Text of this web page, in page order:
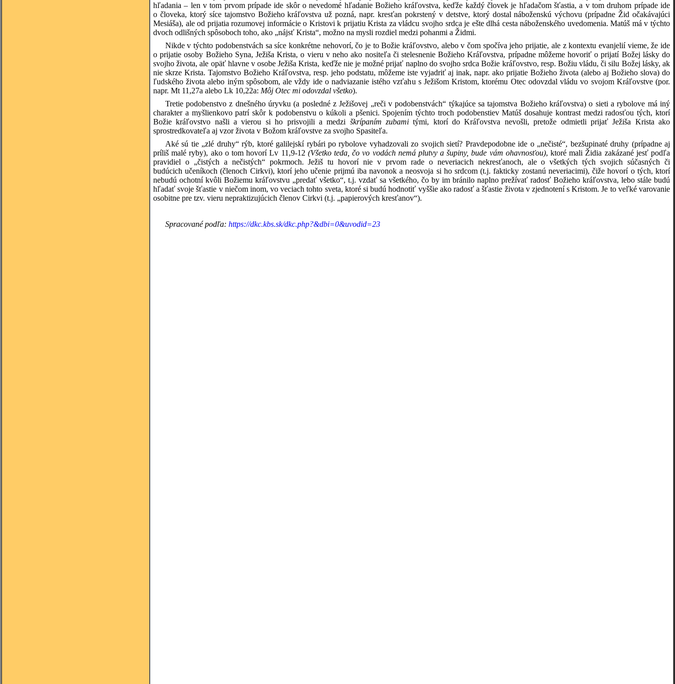
hľadania – len v tom prvom prípade ide skôr o nevedomé hľadanie Božieho kráľovstva, keďže každý človek je hľadačom šťastia, a v tom druhom prípade ide
o človeka, ktorý síce tajomstvo Božieho kráľovstva už pozná, napr. kresťan pokrstený v detstve, ktorý dostal náboženskú výchovu (prípadne Žid očakávajúci
Mesiáša), ale od prijatia rozumovej informácie o Kristovi k prijatiu Krista za vládcu svojho srdca je ešte dlhá cesta náboženského uvedomenia. Matúš má v týchto
dvoch odlišných spôsoboch toho, ako „nájsť Krista“, možno na mysli rozdiel medzi pohanmi a Židmi.
Nikde v týchto podobenstvách sa síce konkrétne nehovorí, čo je to Božie kráľovstvo, alebo v čom spočíva jeho prijatie, ale z kontextu evanjelií vieme, že ide
o prijatie osoby Božieho Syna, Ježiša Krista, o vieru v neho ako nositeľa či stelesnenie Božieho Kráľovstva, prípadne môžeme hovoriť o prijatí Božej lásky do
svojho života, ale opäť hlavne v osobe Ježiša Krista, keďže nie je možné prijať naplno do svojho srdca Božie kráľovstvo, resp. Božiu vládu, či silu Božej lásky, ak
nie skrze Krista. Tajomstvo Božieho Kráľovstva, resp. jeho podstatu, môžeme iste vyjadriť aj inak, napr. ako prijatie Božieho života (alebo aj Božieho slova) do
ľudského života alebo iným spôsobom, ale vždy ide o nadviazanie istého vzťahu s Ježišom Kristom, ktorému Otec odovzdal vládu vo svojom Kráľovstve (por.
napr. Mt 11,27a alebo Lk 10,22a: Môj Otec mi odovzdal všetko).
Tretie podobenstvo z dnešného úryvku (a posledné z Ježišovej „reči v podobenstvách“ týkajúce sa tajomstva Božieho kráľovstva) o sieti a rybolove má iný
charakter a myšlienkovo patrí skôr k podobenstvu o kúkoli a pšenici. Spojením týchto troch podobenstiev Matúš dosahuje kontrast medzi radosťou tých, ktorí
Božie kráľovstvo našli a vierou si ho prisvojili a medzi škrípaním zubami tými, ktorí do Kráľovstva nevošli, pretože odmietli prijať Ježiša Krista ako
sprostredkovateľa aj vzor života v Božom kráľovstve za svojho Spasiteľa.
Aké sú tie „zlé druhy“ rýb, ktoré galilejskí rybári po rybolove vyhadzovali zo svojich sietí? Pravdepodobne ide o „nečisté“, bezšupinaté druhy (prípadne aj
príliš malé ryby), ako o tom hovorí Lv 11,9-12 (Všetko teda, čo vo vodách nemá plutvy a šupiny, bude vám ohavnosťou), ktoré mali Židia zakázané jesť podľa
pravidiel o „čistých a nečistých“ pokrmoch. Ježiš tu hovorí nie v prvom rade o neveriacich nekresťanoch, ale o všetkých tých svojich súčasných či
budúcich učeníkoch (členoch Cirkvi), ktorí jeho učenie prijmú iba navonok a neosvoja si ho srdcom (t.j. fakticky zostanú neveriacimi), čiže hovorí o tých, ktorí
nebudú ochotní kvôli Božiemu kráľovstvu „predať všetko“, t.j. vzdať sa všetkého, čo by im bránilo naplno prežívať radosť Božieho kráľovstva, lebo stále budú
hľadať svoje šťastie v niečom inom, vo veciach tohto sveta, ktoré si budú hodnotiť vyššie ako radosť a šťastie života v zjednotení s Kristom. Je to veľké varovanie
osobitne pre tzv. vieru nepraktizujúcich členov Cirkvi (t.j. „papierových kresťanov“).
Spracované podľa: https://dkc.kbs.sk/dkc.php?&dbi=0&uvodid=23